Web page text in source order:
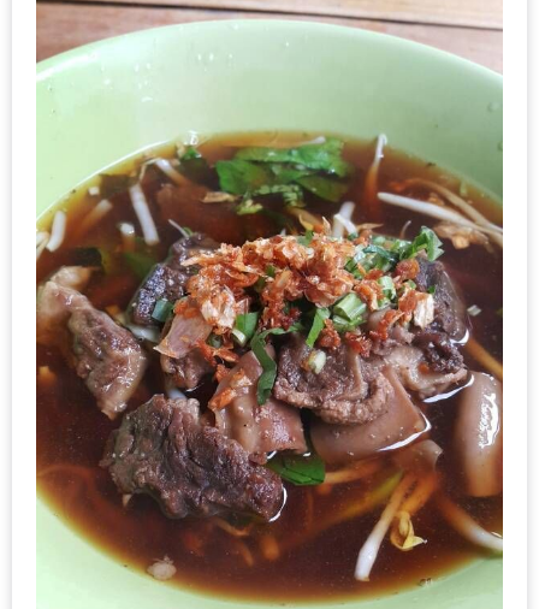
ต้อง
ไป
16
ร้าน
อร่อย
ที่
ต้อง
มา
ลอง
ถนน
คน
เดิน
วัน
อาทิตย์
ท่าแพ
เชียงใหม่